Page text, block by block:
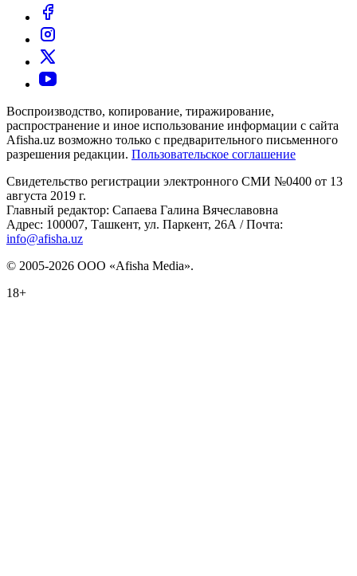
Воспроизводство, копирование, тиражирование,
распространение и иное использование информации с сайта
Afisha.uz возможно только с предварительного письменного
разрешения редакции. Пользовательское соглашение
Свидетельство регистрации электронного СМИ №0400 от 13
августа 2019 г.
Главный редактор: Сапаева Галина Вячеславовна
Адрес: 100007, Ташкент, ул. Паркент, 26А / Почта:
info@afisha.uz
© 2005-2026 ООО «Afisha Media».
18+